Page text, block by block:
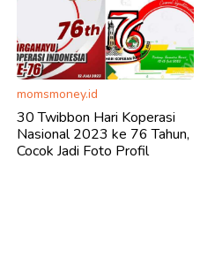
momsmoney.id
30 Twibbon Hari Koperasi
Nasional 2023 ke 76 Tahun,
Cocok Jadi Foto Profil